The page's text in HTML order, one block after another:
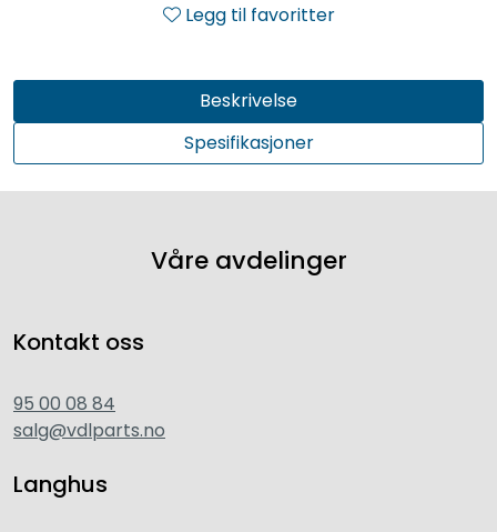
Legg til favoritter
Beskrivelse
Spesifikasjoner
Våre avdelinger
Kontakt oss
95 00 08 84
salg@vdlparts.no
Langhus